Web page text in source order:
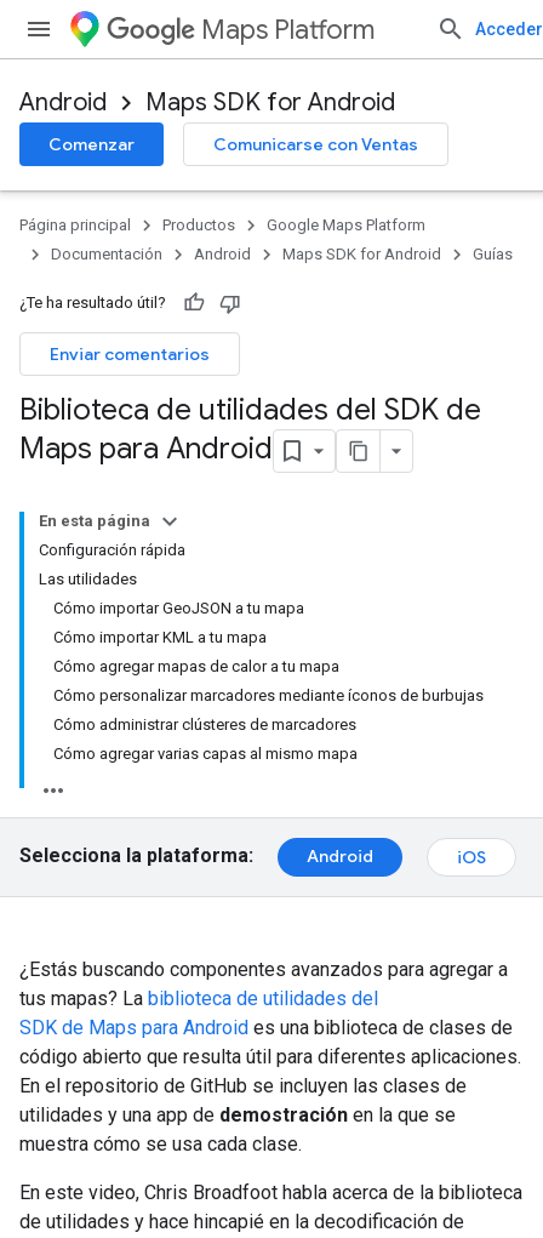
Maps Platform Acceder
Android Maps SDK for Android
Comenzar Comunicarse con Ventas
Página principal Productos
Google Maps Platform
Documentación
Android Maps SDK for Android Guías
¿Te ha resultado útil?
Enviar comentarios
Biblioteca de utilidades del SDK de
Maps para Android
En esta página
Configuración rápida
Las utilidades
Cómo importar GeoJSON a tu mapa
Cómo importar KML a tu mapa
Cómo agregar mapas de calor a tu mapa
Cómo personalizar marcadores mediante íconos de burbujas
Cómo administrar clústeres de marcadores
Cómo agregar varias capas al mismo mapa
Selecciona la plataforma: Android iOS
¿Estás buscando componentes avanzados para agregar a
tus mapas? La biblioteca de utilidades del
SDK de Maps para Android es una biblioteca de clases de
código abierto que resulta útil para diferentes aplicaciones.
En el repositorio de GitHub se incluyen las clases de
utilidades y una app de demostración en la que se
muestra cómo se usa cada clase.
En este video, Chris Broadfoot habla acerca de la biblioteca
de utilidades y hace hincapié en la decodificación de